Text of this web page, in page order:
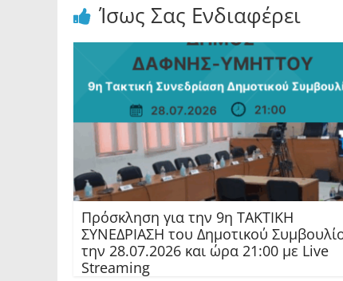
Ίσως Σας Ενδιαφέρει
Πρόσκληση για την 9η ΤΑΚΤΙΚΗ
ΣΥΝΕΔΡΙΑΣΗ του Δημοτικού
την 28.07.2026 και ώρα 21:00 με Live
Streaming